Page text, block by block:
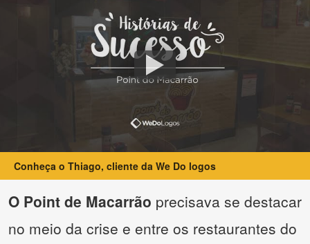
Conheça o Thiago, cliente da We Do logos
O Point de Macarrão precisava se destacar
no meio da crise e entre os restaurantes do